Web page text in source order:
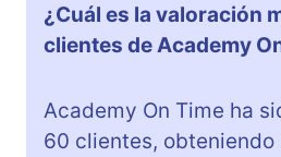
¿Cuál es la valoración
clientes de Academy
Academy On Time ha
60 clientes, obteniendo